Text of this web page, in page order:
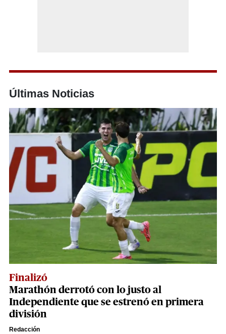
Últimas Noticias
Finalizó
Marathón derrotó con lo justo al
Independiente que se estrenó en primera
división
Redacción